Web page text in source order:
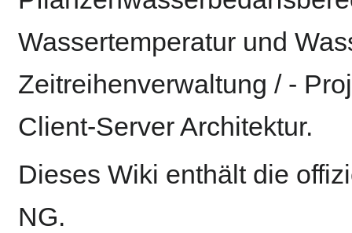
Wassertemperatur und
Zeitreihenverwaltung / -
Client-Server Architektur.
Dieses Wiki enthält die
NG.